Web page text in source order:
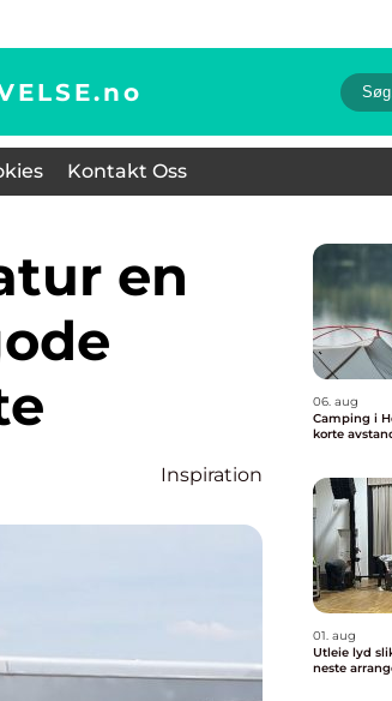
no
Kontakt Oss
Inspiration
06. aug
Camping i
korte
01. aug
Utleie lyd slik får du profesjonell lyd til
neste